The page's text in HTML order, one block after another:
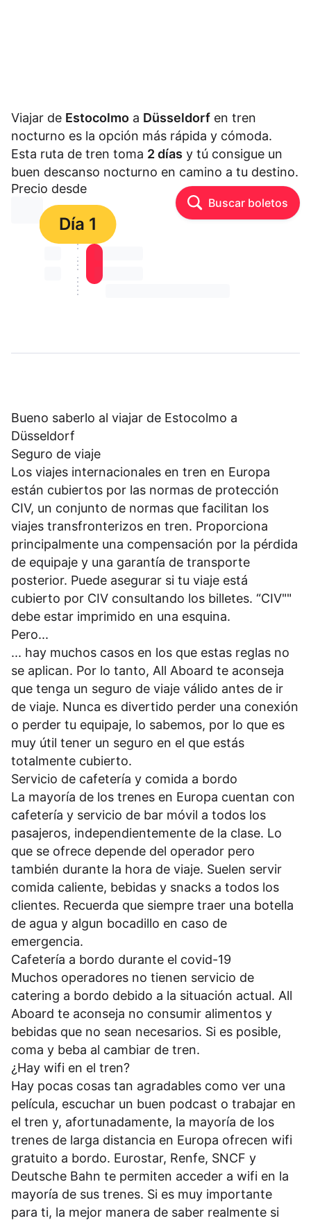
Viajar de Estocolmo a Düsseldorf en tren
nocturno es la opción más rápida y cómoda.
Esta ruta de tren toma 2 días y tú consigue un
buen descanso nocturno en camino a tu destino.
Precio desde
⏳⏳ Buscar boletos
Día 1
⏳⏳ ⏳ ⏳⏳
⏳⏳ ⏳ ⏳⏳
Bueno saberlo al viajar de Estocolmo a
Düsseldorf
Seguro de viaje
Los viajes internacionales en tren en Europa
están cubiertos por las normas de protección
CIV, un conjunto de normas que facilitan los
viajes transfronterizos en tren. Proporciona
principalmente una compensación por la pérdida
de equipaje y una garantía de transporte
posterior. Puede asegurar si tu viaje está
cubierto por CIV consultando los billetes. “CIV""
debe estar imprimido en una esquina.
Pero...
... hay muchos casos en los que estas reglas no
se aplican. Por lo tanto, All Aboard te aconseja
que tenga un seguro de viaje válido antes de ir
de viaje. Nunca es divertido perder una conexión
o perder tu equipaje, lo sabemos, por lo que es
muy útil tener un seguro en el que estás
totalmente cubierto.
Servicio de cafetería y comida a bordo
La mayoría de los trenes en Europa cuentan con
cafetería y servicio de bar móvil a todos los
pasajeros, independientemente de la clase. Lo
que se ofrece depende del operador pero
también durante la hora de viaje. Suelen servir
comida caliente, bebidas y snacks a todos los
clientes. Recuerda que siempre traer una botella
de agua y algun bocadillo en caso de
emergencia.
Cafetería a bordo durante el covid-19
Muchos operadores no tienen servicio de
catering a bordo debido a la situación actual. All
Aboard te aconseja no consumir alimentos y
bebidas que no sean necesarios. Si es posible,
coma y beba al cambiar de tren.
¿Hay wifi en el tren?
Hay pocas cosas tan agradables como ver una
película, escuchar un buen podcast o trabajar en
el tren y, afortunadamente, la mayoría de los
trenes de larga distancia en Europa ofrecen wifi
gratuito a bordo. Eurostar, Renfe, SNCF y
Deutsche Bahn te permiten acceder a wifi en la
mayoría de sus trenes. Si es muy importante
para ti, la mejor manera de saber realmente si